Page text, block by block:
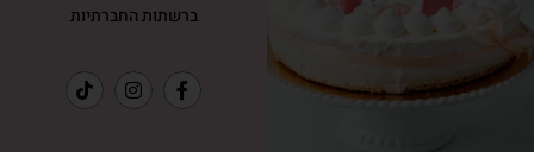
ברשתות החברתיות